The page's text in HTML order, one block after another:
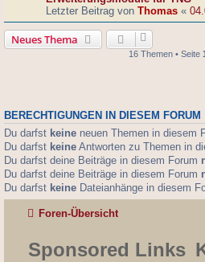
Letzter Beitrag von Thomas «
Neues Thema
16 Themen • Seite
BERECHTIGUNGEN IN DIESEM FORUM
Du darfst keine neuen Themen in diesem
Du darfst keine Antworten zu Themen in
Du darfst deine Beiträge in diesem Forum
Du darfst deine Beiträge in diesem Forum
Du darfst keine Dateianhänge in diesem
Foren-Übersicht
Sponsored Links